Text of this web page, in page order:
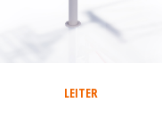
LEITER